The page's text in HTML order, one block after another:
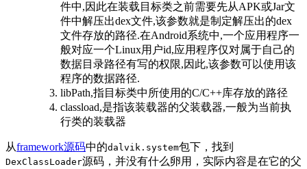
件中,因此在装载目标类之前需要先从APK或Jar文
件中解压出dex文件,该参数就是制定解压出的dex
文件存放的路径.在Android系统中,一个应用程序一
般对应一个Linux用户id,应用程序仅对属于自己的
数据目录路径有写的权限,因此,该参数可以使用该
程序的数据路径.
libPath,指目标类中所使用的C/C++库存放的路径
classload,是指该装载器的父装载器,一般为当前执
行类的装载器
从framework源码中的dalvik.system包下，找到
DexClassLoader源码，并没有什么卵用，实际内容是在它的父